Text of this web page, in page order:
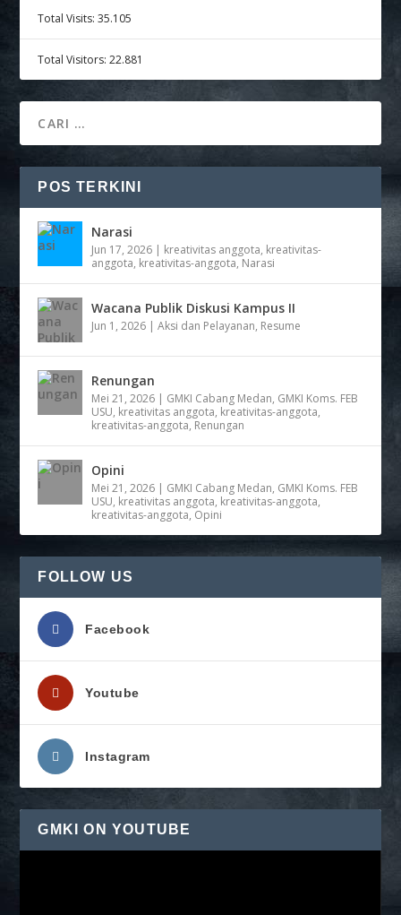
Total Visits:35.105
Total Visitors:22.881
POS TERKINI
Narasi
Jun 17, 2026 | kreativitas anggota, kreativitas-
anggota, kreativitas-anggota, Narasi
Wacana Publik Diskusi Kampus II
Jun 1, 2026 |Aksi dan Pelayanan, Resume
Renungan
Mei 21, 2026 | GMKI Cabang Medan, GMKI Koms. FEB
USU, kreativitas anggota, kreativitas-anggota,
kreativitas-anggota, Renungan
Opini
Mei 21, 2026 | GMKI Cabang Medan, GMKI Koms. FEB
USU, kreativitas anggota, kreativitas-anggota,
kreativitas-anggota, Opini
FOLLOW US
Facebook
Youtube
Instagram
GMKI ON YOUTUBE